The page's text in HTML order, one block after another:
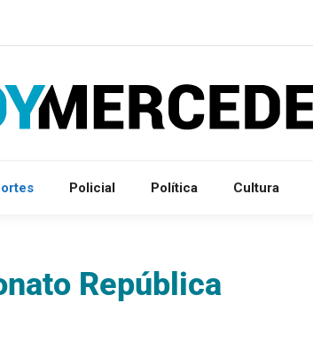
Policial Política Cultura
República